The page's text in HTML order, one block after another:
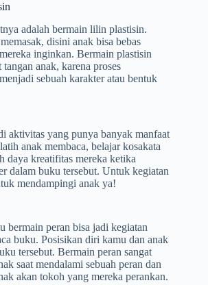
adalah bermain lilin plastisin.
disini anak bisa bebas
inginkan. Bermain plastisin
anak, karena proses
sebuah karakter atau bentuk
aktivitas yang punya banyak manfaat
anak membaca, belajar kosakata
daya kreatifitas mereka ketika
dalam buku tersebut. Untuk kegiatan
mendampingi anak ya!
bermain peran bisa jadi kegiatan
buku. Posisikan diri kamu dan anak
tersebut. Bermain peran sangat
saat mendalami sebuah peran dan
akan tokoh yang mereka perankan.